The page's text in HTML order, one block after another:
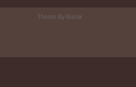
Theme By Burak